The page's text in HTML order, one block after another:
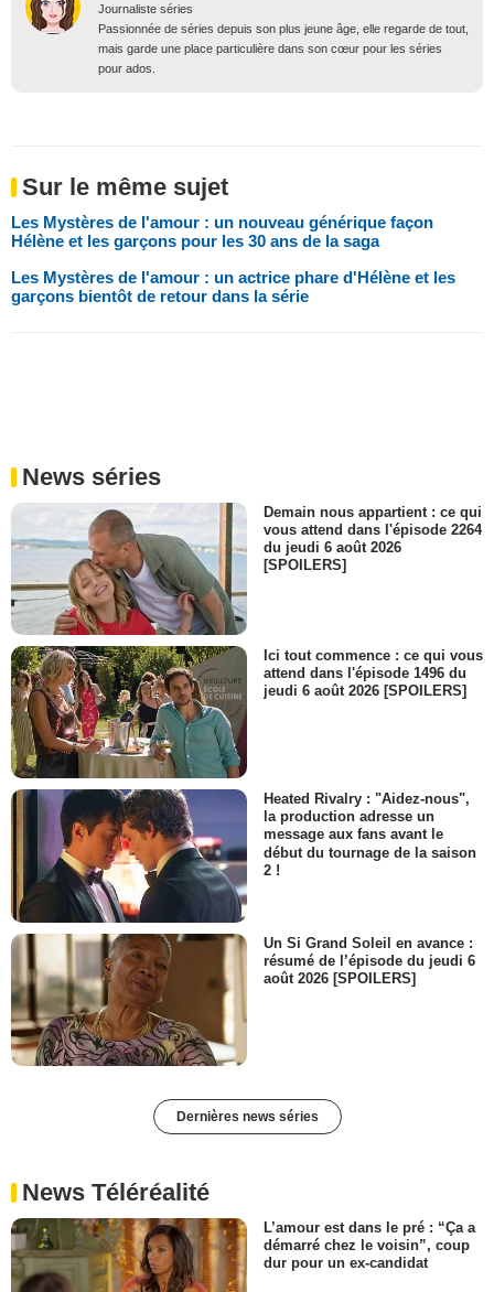
Journaliste séries
Passionnée de séries depuis son plus jeune âge, elle regarde de tout,
mais garde une place particulière dans son cœur pour les séries
pour ados.
Sur le même sujet
Les Mystères de l'amour : un nouveau générique façon
Hélène et les garçons pour les 30 ans de la saga
Les Mystères de l'amour : un actrice phare d'Hélène et les
garçons bientôt de retour dans la série
News séries
Demain nous appartient : ce qui
vous attend dans l'épisode 2264
du jeudi 6 août 2026
[SPOILERS]
Ici tout commence : ce qui vous
attend dans l'épisode 1496 du
jeudi 6 août 2026 [SPOILERS]
Heated Rivalry : "Aidez-nous",
la production adresse un
message aux fans avant le
début du tournage de la saison
2 !
Un Si Grand Soleil en avance :
résumé de l’épisode du jeudi 6
août 2026 [SPOILERS]
Dernières news séries
News Téléréalité
L’amour est dans le pré : “Ça a
démarré chez le voisin”, coup
dur pour un ex-candidat